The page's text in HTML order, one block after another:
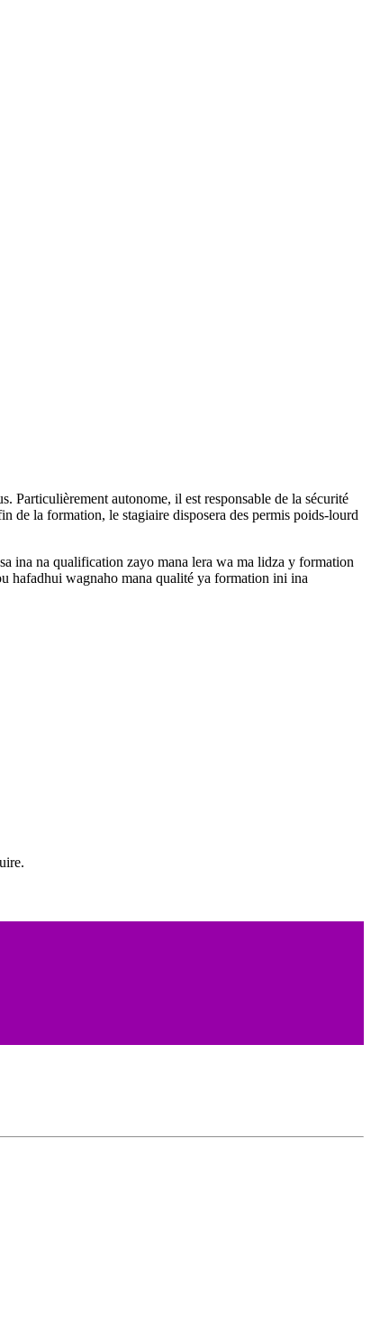
Particulièrement autonome, il est responsable de la sécurité
de la formation, le stagiaire disposera des permis poids-lourd
ina na qualification zayo mana lera wa ma lidza y formation
hafadhui wagnaho mana qualité ya formation ini ina